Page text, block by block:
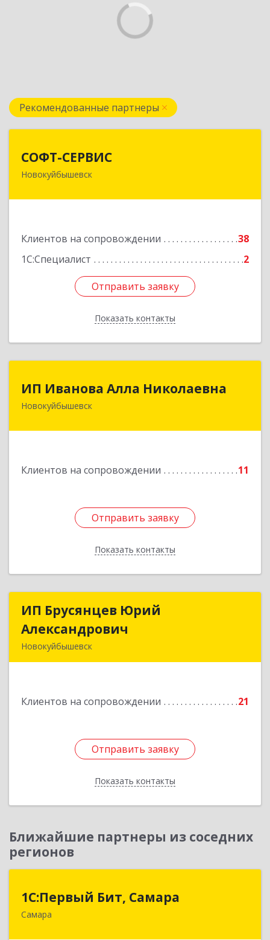
Рекомендованные партнеры
СОФТ-СЕРВИС
Новокуйбышевск
Клиентов на сопровождении
38
1С:Специалист
2
Отправить заявку
Показать контакты
446206, Самарская обл, Новокуйбышевск г,
Отправить заявку
Назад
ИП Иванова Алла Николаевна
Новокуйбышевск
Клиентов на сопровождении 11
Отправить заявку
Показать контакты
Отправить заявку
Назад
ИП Брусянцев Юрий
Александрович
Новокуйбышевск
Клиентов на сопровождении 21
Отправить заявку
Показать контакты
ИП Брусянцев Юрий
Подробнее
Отправить заявку
Назад
Ближайшие партнеры из соседних
регионов
1С:Первый Бит, Самара
Самара
1С:Первый Бит, Самара
443013, Самарская обл, Самара г, Дачная ул,